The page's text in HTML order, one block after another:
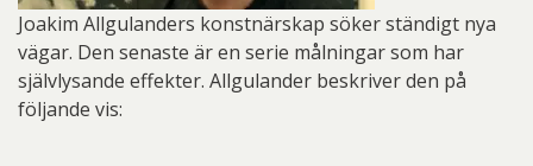
Joakim Allgulanders konstnärskap söker ständigt nya
vägar. Den senaste är en serie målningar som har
självlysande effekter. Allgulander beskriver den på
följande vis: